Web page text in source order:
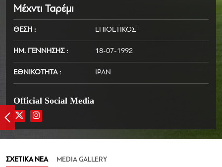
Μέχντι Ταρέμι
ΘΕΣΗ ΕΠΙΘΕΤΙΚΟΣ
ΗΜ. ΓΕΝΝΗΣΗΣ 18-07-1992
ΕΘΝΙΚΟΤΗΤΑ ΙΡΑΝ
Official Social Media
ΣΧΕΤΙΚΑ ΝΕΑ MEDIA GALLERY